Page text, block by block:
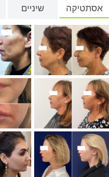
אסתטיקה שיניים